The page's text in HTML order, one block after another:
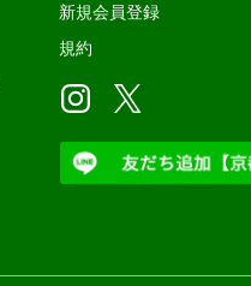
新規会員登録
規約